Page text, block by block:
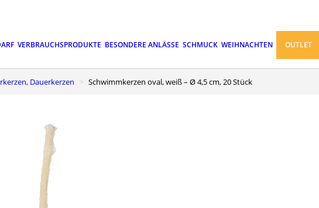
VERBRAUCHSPRODUKTE BESONDERE ANLÄSSE SCHMUCK WEIHNACHTEN OUTLET
Dauerkerzen Schwimmkerzen oval, weiß – Ø 4,5 cm, 20 Stück